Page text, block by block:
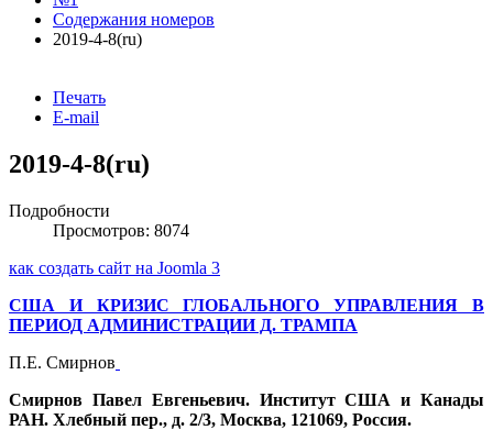
Содержания номеров
2019-4-8(ru)
Печать
E-mail
2019-4-8(ru)
Подробности
Просмотров: 8074
как создать сайт на Joomla 3
США И КРИЗИС ГЛОБАЛЬНОГО УПРАВЛЕНИЯ В
ПЕРИОД АДМИНИСТРАЦИИ Д. ТРАМПА
П.Е. Смирнов
Смирнов Павел Евгеньевич. Институт США и Канады
РАН. Хлебный пер., д. 2/3, Москва, 121069, Россия.